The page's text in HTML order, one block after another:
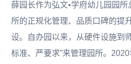
薛园长作为弘文•学府幼儿园园
所的正规化管理、品质口碑的提
设。自办园以来，从硬件设施到
标准、严要求”来管理园所。